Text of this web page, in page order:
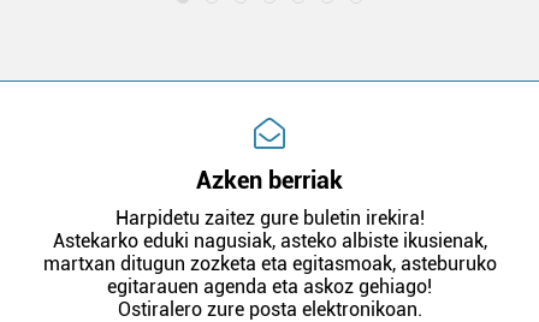
Azken berriak
Harpidetu zaitez gure buletin irekira!
Astekarko eduki nagusiak, asteko albiste ikusienak,
martxan ditugun zozketa eta egitasmoak, asteburuko
egitarauen agenda eta askoz gehiago!
Ostiralero zure posta elektronikoan.